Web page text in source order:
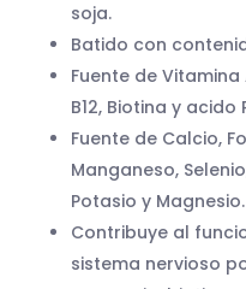
soja.
Batido con
Fuente de Vitamina
B12, Biotina y
Fuente de Calcio,
Manganeso,
Potasio y Magnesio.
Contribuye al
sistema nervioso